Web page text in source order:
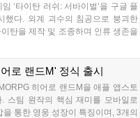
‘타이탄 러쉬: 서바이벌’을 구글 플
했다. 외계 괴수의 침공으로 붕괴한
탄을 제작 및 조종하며 인류 생존을
난처 운영, 연맹 협동 콘텐츠가 특징
식 커뮤니티에서 확인 가능하다....
로 랜드M' 정식 출시
히어로 랜드M을 애플 앱스토
스팀 원작의 핵심 재미를 모바일로
통한 영웅 성장이 특징이며, 3개의